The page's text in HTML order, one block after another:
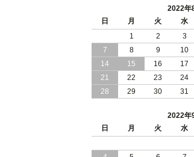
2022/05/25
狭いお部屋に
量 収納ベッド
2022/05/22
おすすめ 高さ
のこベッド
2022/05/13 おすすめ シン
クイーン キン
ダン デザイン
2022/05/06
レザー 仕様の
2022年
日
月 火 水
1
2 3
7
8 9 10
14
15 16 17
21
22 23 24
28
29 30 31
2022年
日
月 火 水